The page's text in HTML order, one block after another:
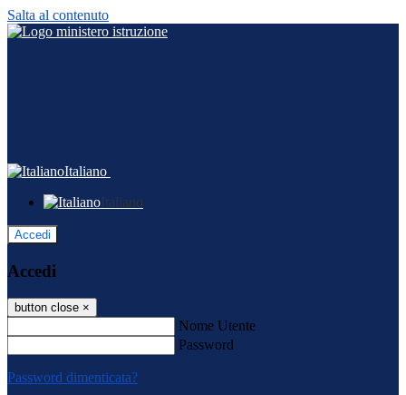
Salta al contenuto
Italiano
Italiano
Accedi
Accedi
button close ×
Nome Utente
Password
Password dimenticata?